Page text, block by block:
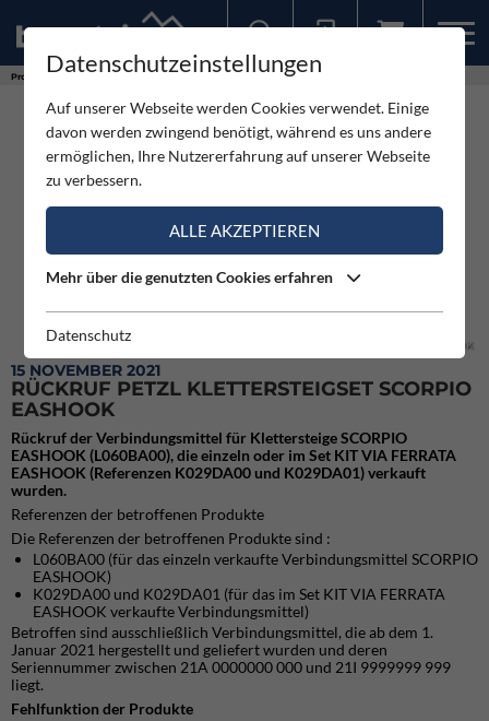
Produkte Rückruf Petzl Klettersteigset SCORPIO EASHOOK
Rückruf Petzl Klettersteigset SCORPIO EASHOOK
15 NOVEMBER 2021
RÜCKRUF PETZL KLETTERSTEIGSET SCORPIO
EASHOOK
Rückruf der Verbindungsmittel für Klettersteige SCORPIO
EASHOOK (L060BA00), die einzeln oder im Set KIT VIA FERRATA
EASHOOK (Referenzen K029DA00 und K029DA01) verkauft
wurden.
Referenzen der betroffenen Produkte
Die Referenzen der betroffenen Produkte sind :
L060BA00 (für das einzeln verkaufte Verbindungsmittel SCORPIO
EASHOOK)
K029DA00 und K029DA01 (für das im Set KIT VIA FERRATA
EASHOOK verkaufte Verbindungsmittel)
Betroffen sind ausschließlich Verbindungsmittel, die ab dem 1.
Januar 2021 hergestellt und geliefert wurden und deren
Seriennummer zwischen 21A 0000000 000 und 21I 9999999 999
liegt.
Fehlfunktion der Produkte
Datenschutzeinstellungen
Auf unserer Webseite werden Cookies verwendet. Einige
davon werden zwingend benötigt, während es uns andere
ermöglichen, Ihre Nutzererfahrung auf unserer Webseite
zu verbessern.
ALLE AKZEPTIEREN
Mehr über die genutzten Cookies erfahren
Datenschutz